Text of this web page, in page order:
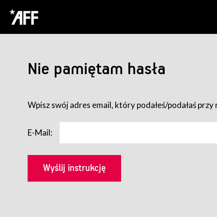
Nie pamiętam hasła
Wpisz swój adres email, który podałeś/podałaś
E-Mail: